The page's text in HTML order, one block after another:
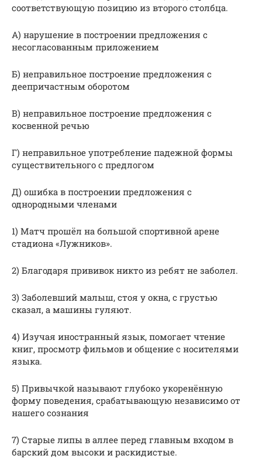
соответствующую позицию из второго столбца.
А) нарушение в построении предложения с
несогласованным приложением
Б) неправильное построение предложения с
деепричастным оборотом
В) неправильное построение предложения с
косвенной речью
Г) неправильное употребление падежной формы
существительного с предлогом
Д) ошибка в построении предложения с
однородными членами
1) Матч прошёл на большой спортивной арене
стадиона «Лужников».
2) Благодаря прививок никто из ребят не заболел.
3) Заболевший малыш, стоя у окна, с грустью
сказал, а машины гуляют.
4) Изучая иностранный язык, помогает чтение
книг, просмотр фильмов и общение с носителями
языка.
5) Привычкой называют глубоко укоренённую
форму поведения, срабатывающую независимо от
нашего сознания
7) Старые липы в аллее перед главным входом в
барский дом высоки и раскидистые.